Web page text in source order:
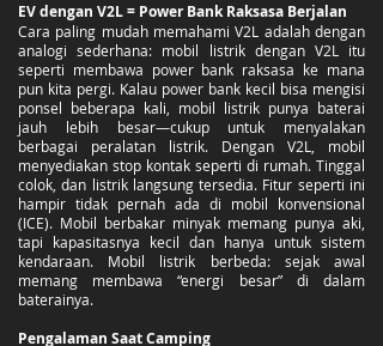
EV dengan V2L = Power Bank Raksasa Berjalan
Cara paling mudah memahami V2L adalah dengan
analogi sederhana: mobil listrik dengan V2L itu
seperti membawa power bank raksasa ke mana
pun kita pergi. Kalau power bank kecil bisa mengisi
ponsel beberapa kali, mobil listrik punya baterai
jauh lebih besar—cukup untuk menyalakan
berbagai peralatan listrik. Dengan V2L, mobil
menyediakan stop kontak seperti di rumah. Tinggal
colok, dan listrik langsung tersedia. Fitur seperti ini
hampir tidak pernah ada di mobil konvensional
(ICE). Mobil berbakar minyak memang punya aki,
tapi kapasitasnya kecil dan hanya untuk sistem
kendaraan. Mobil listrik berbeda: sejak awal
memang membawa “energi besar” di dalam
baterainya.
Pengalaman Saat Camping